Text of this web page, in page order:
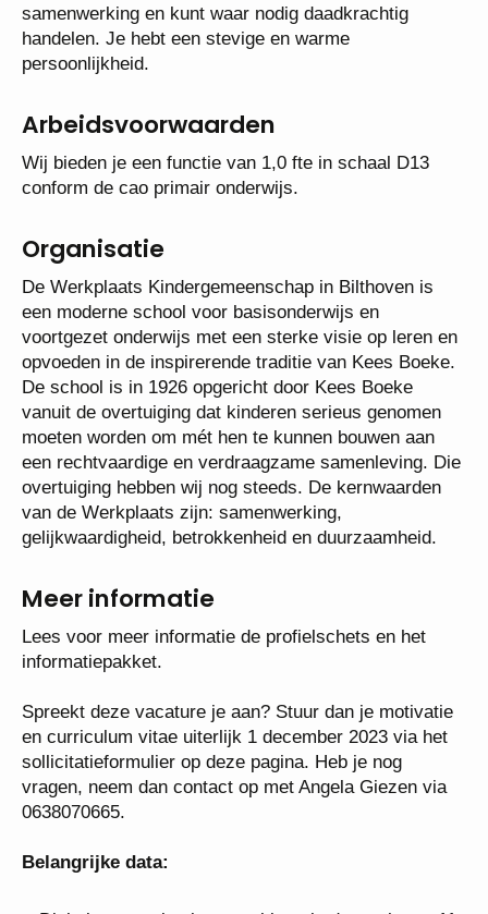
op samenwerking en kunt waar nodig daadkrachtig
handelen. Je hebt een stevige en warme
persoonlijkheid.
Arbeidsvoorwaarden
Wij bieden je een functie van 1,0 fte in schaal D13
conform de cao primair onderwijs.
Organisatie
De Werkplaats Kindergemeenschap in Bilthoven is
een moderne school voor basisonderwijs en
voortgezet onderwijs met een sterke visie op leren
en opvoeden in de inspirerende traditie van Kees
Boeke. De school is in 1926 opgericht door Kees
Boeke vanuit de overtuiging dat kinderen serieus
genomen moeten worden om mét hen te kunnen
bouwen aan een rechtvaardige en verdraagzame
samenleving. Die overtuiging hebben wij nog steeds.
De kernwaarden van de Werkplaats zijn:
samenwerking, gelijkwaardigheid, betrokkenheid en
Meer informatie
Lees voor meer informatie de profielschets en het
Spreekt deze vacature je aan? Stuur dan je
motivatie en curriculum vitae uiterlijk 1 december
2023 via het sollicitatieformulier op deze pagina.
Heb je nog vragen, neem dan contact op met Angela